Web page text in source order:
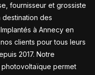
fournisseur et grossiste
des
à Annecy en
clients pour tous leurs
2017. Notre
permet